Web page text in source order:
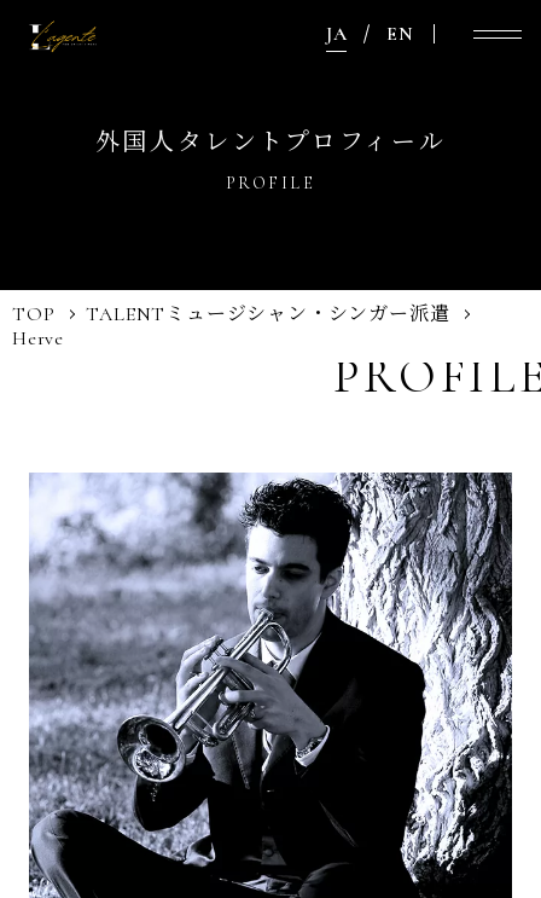
JA EN
外国人タレントプロフィール
PROFILE
TOP TALENT ミュージシャン・シンガー派遣
Herve